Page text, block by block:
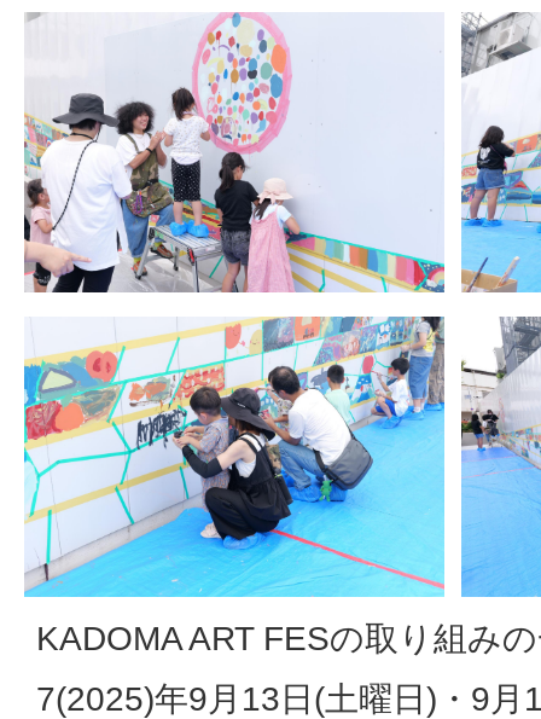
KADOMA ART FESの取り組み
7(2025)年9月13日(土曜日)・9月